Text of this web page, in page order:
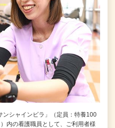
ンシャインビラ」（定員：特養100
内の看護職員として、ご利用者様